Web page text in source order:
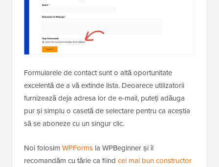
Formularele de contact sunt o altă oportunitate
excelentă de a vă extinde lista. Deoarece utilizatorii
furnizează deja adresa lor de e-mail, puteți adăuga
pur și simplu o casetă de selectare pentru ca aceștia
să se aboneze cu un singur clic.
Noi folosim WPForms la WPBeginner și îl
recomandăm cu tărie ca fiind cel mai bun constructor